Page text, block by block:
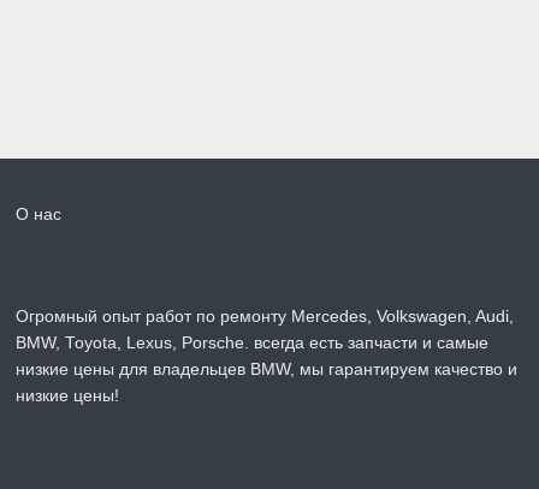
О нас
Огромный опыт работ по ремонту Mercedes, Volkswagen, Audi,
BMW, Toyota, Lexus, Porsche. всегда есть запчасти и самые
низкие цены для владельцев BMW, мы гарантируем качество и
низкие цены!